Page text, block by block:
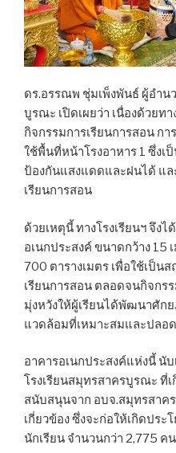
ดร.อรรณพ ชุ่มเพ็งพันธ์ ผู้อำน
บูรณะ เปิดเผยว่า เนื่องด้วยท
กิจกรรมการเรียนการสอน ก
ใช้พื้นที่หน้าโรงอาหาร 1 ซึ่งเ
ป้องกันแสงแดดและฝนได้ แล
เรียนการสอน
ด้วยเหตุนี้ ทางโรงเรียนฯ จึง
อเนกประสงค์ ขนาดกว้าง 15
700 ตารางเมตร เพื่อใช้เป็น
เรียนการสอน ตลอดจนกิจกร
มุ่งหวังให้ผู้เรียนได้พัฒนาศัก
แวดล้อมที่เหมาะสมและปลอ
อาคารอเนกประสงค์แห่งนี้ นั
โรงเรียนสมุทรสาครบูรณะ ที่
สนับสนุนจาก อบจ.สมุทรสาค
เกี่ยวข้อง ซึ่งจะก่อให้เกิดปร
นักเรียน จำนวนกว่า 2,775 ค